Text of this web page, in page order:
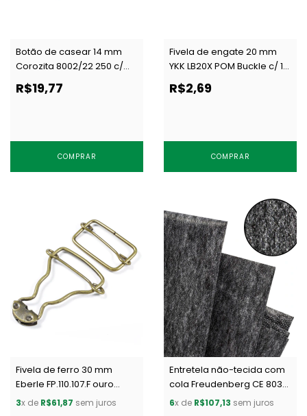
Botão de casear 14 mm
Corozita 8002/22 250 c/
144 un
R$19,77
COMPRAR
Fivela de engate 20 mm
YKK LB20X POM Buckle c/ 1
R$2,69
COMPRAR
Fivela de ferro 30 mm
Eberle FP.110.107.F ouro
velho c/ 100 un
3x de R$61,87 sem juros
Entretela não-tecida com
cola Freudenberg CE 8036
grafite c/ 50 m
6x de R$107,13 sem juros